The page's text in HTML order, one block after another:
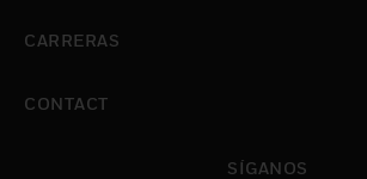
CARRERAS
CONTACT
SÍGANOS